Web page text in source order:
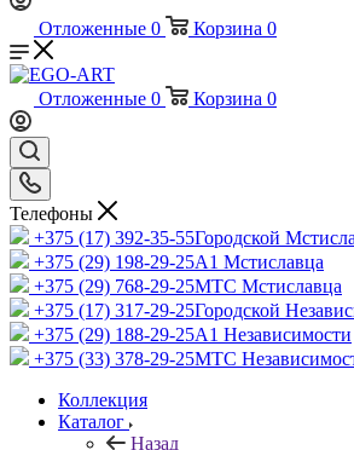
Отложенные 0 Корзина 0
Отложенные 0 Корзина 0
Телефоны
+375 (17) 392-35-55Городской
+375 (29) 198-29-25A1 Мстиславца
+375 (29) 768-29-25МТС Мстиславца
+375 (17) 317-29-25Городской
+375 (29) 188-29-25A1 Независимости
+375 (33) 378-29-25МТС
Коллекция
Каталог
Назад